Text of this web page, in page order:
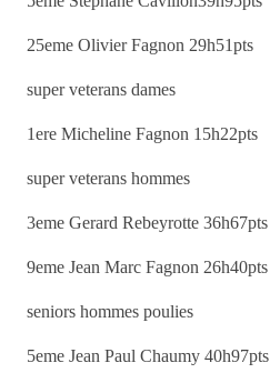
25eme Olivier Fagnon 29h51pts
super veterans dames
1ere Micheline Fagnon 15h22pts
super veterans hommes
3eme Gerard Rebeyrotte 36h67pts
9eme Jean Marc Fagnon 26h40pts
seniors hommes poulies
5eme Jean Paul Chaumy 40h97pts